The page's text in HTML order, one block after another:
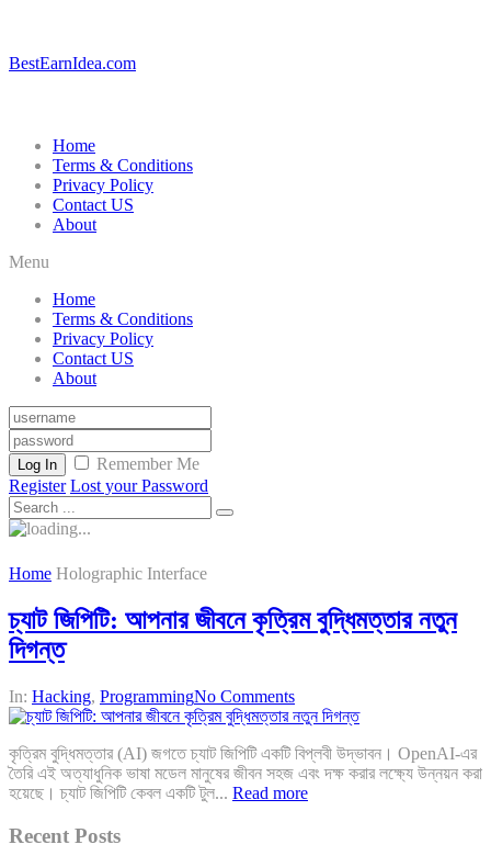
BestEarnIdea.com
Home
Terms & Conditions
Privacy Policy
Contact US
About
Menu
Home
Terms & Conditions
Privacy Policy
Contact US
About
Log In
Remember Me
Register Lost your Password
Home Holographic Interface
চ্যাট জিপিটি: আপনার জীবনে কৃত্রিম বুদ্ধিমত্তার নতুন
দিগন্ত
In: Hacking, ProgrammingNo Comments
কৃত্রিম বুদ্ধিমত্তার (AI) জগতে চ্যাট জিপিটি একটি বিপ্লবী উদ্ভাবন। OpenAI-এর
তৈরি এই অত্যাধুনিক ভাষা মডেল মানুষের জীবন সহজ এবং দক্ষ করার লক্ষ্যে উন্নয়ন করা
হয়েছে। চ্যাট জিপিটি কেবল একটি টুল... Read more
Recent Posts